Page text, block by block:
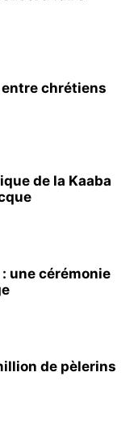
chrétiens
de la Kaaba
une cérémonie
de pèlerins